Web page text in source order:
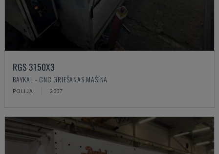
RGS 3150X3
BAYKAL - CNC GRIEŠANAS MAŠĪNA
POLIJA 2007